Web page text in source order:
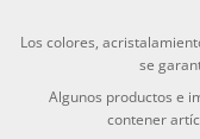
Los colores,
se
Algunos productos e
contener